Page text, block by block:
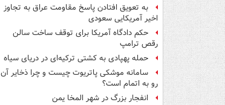
به تعویق افتادن پاسخ مقاومت عراق به تجاوز
اخیر آمریکایی سعودی
حکم دادگاه آمریکا برای توقف ساخت سالن
رقص ترامپ
حمله پهپادی به کشتی ترکیه‌ای در دریای سیاه
سامانه موشکی پاتریوت چیست و چرا ذخایر آن
رو به اتمام است؟
انفجار بزرگ در شهر المخا یمن